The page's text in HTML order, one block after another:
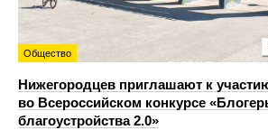
Общество
Нижегородцев приглашают к
во Всероссийском конкурсе
благоустройства 2.0»